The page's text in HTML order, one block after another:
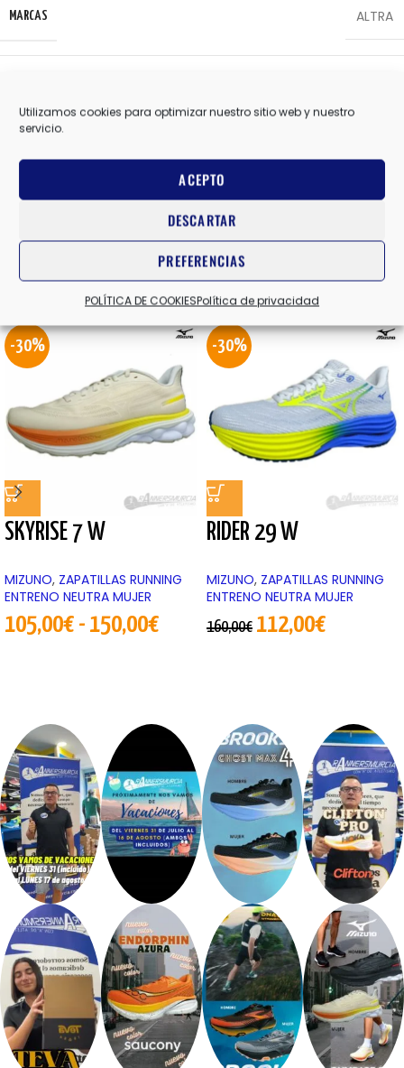
Utilizamos cookies para optimizar nuestro sitio web y nuestro
servicio.
ACEPTO
DESCARTAR
PREFERENCIAS
POLÍTICA DE COOKIESPolítica de privacidad
MARCAS ALTRA
NEGRO/NARANJA
Productos relacionados
-30%
SKYRISE 7 W
MIZUNO, ZAPATILLAS RUNNING
ENTRENO NEUTRA MUJER
105,00€ - 150,00€
-30%
RIDER 29 W
MIZUNO, ZAPATILLAS RUNNING
ENTRENO NEUTRA MUJER
160,00€ 112,00€